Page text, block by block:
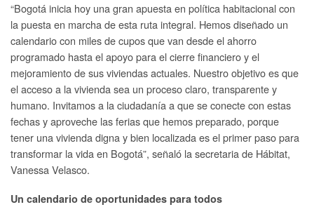
“Bogotá inicia hoy una gran apuesta en política habitacional con
la puesta en marcha de esta ruta integral. Hemos diseñado un
calendario con miles de cupos que van desde el ahorro
programado hasta el apoyo para el cierre financiero y el
mejoramiento de sus viviendas actuales. Nuestro objetivo es que
el acceso a la vivienda sea un proceso claro, transparente y
humano. Invitamos a la ciudadanía a que se conecte con estas
fechas y aproveche las ferias que hemos preparado, porque
tener una vivienda digna y bien localizada es el primer paso para
transformar la vida en Bogotá”, señaló la secretaria de Hábitat,
Vanessa Velasco.
Un calendario de oportunidades para todos